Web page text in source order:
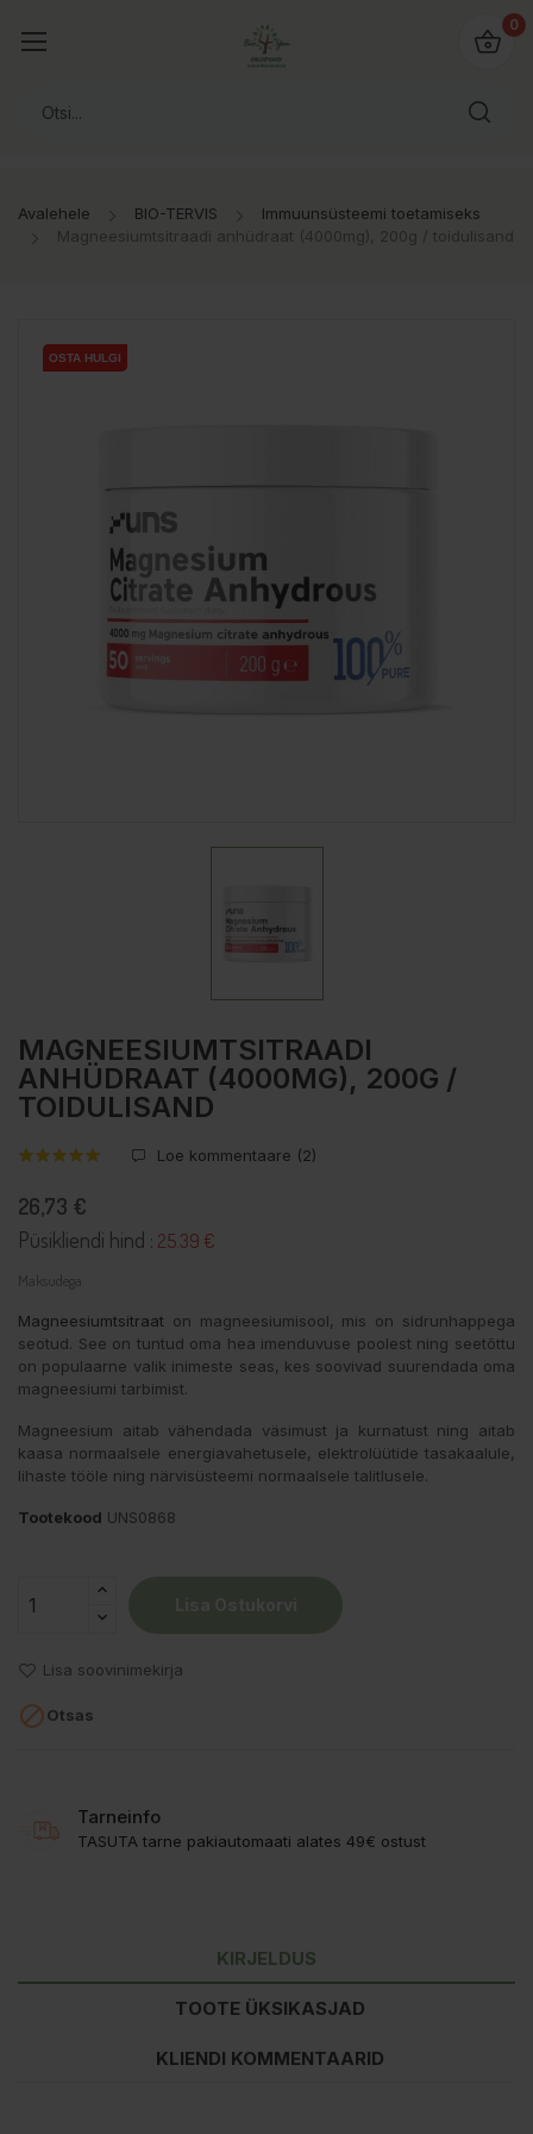
0
Avalehele BIO-TERVIS
Immuunsüsteemi toetamiseks
Magneesiumtsitraadi anhüdraat (4000mg), 200g / toidulisand
OSTA HULGI
OSTA HULGI
MAGNEESIUMTSITRAADI
ANHÜDRAAT (4000MG), 200G /
TOIDULISAND
Loe kommentaare (2)
26,73 €
Püsikliendi hind : 25.39 €
Maksudega
Magneesiumtsitraat on magneesiumisool, mis on sidrunhappega
seotud. See on tuntud oma hea imenduvuse poolest ning seetõttu
on populaarne valik inimeste seas, kes soovivad suurendada oma
magneesiumi tarbimist.
Magneesium aitab vähendada väsimust ja kurnatust ning aitab
kaasa normaalsele energiavahetusele, elektrolüütide tasakaalule,
lihaste tööle ning närvisüsteemi normaalsele talitlusele.
Tootekood UNS0868
Lisa soovinimekirja
Otsas
Tarneinfo
TASUTA tarne pakiautomaati alates 49€ ostust
KIRJELDUS
TOOTE ÜKSIKASJAD
KLIENDI KOMMENTAARID